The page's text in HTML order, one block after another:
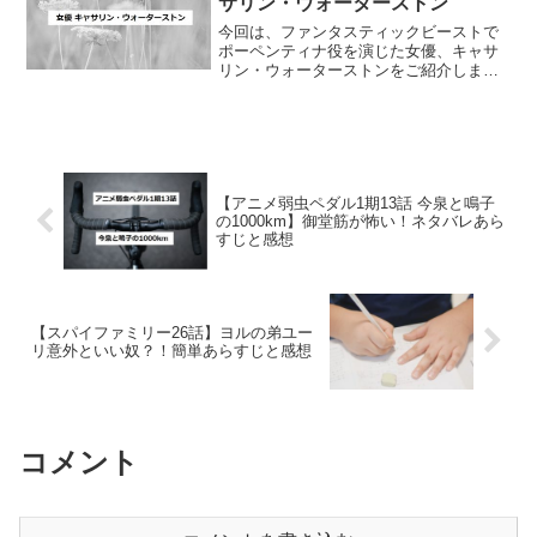
今回は、ファンタスティックビーストで
ポーペンティナ役を演じた女優、キャサ
リン・ウォーターストンをご紹介しま
【アニメ弱虫ペダル1期13話 今泉と鳴子
の1000km】御堂筋が怖い！ネタバレあら
すじと感想
【スパイファミリー26話】ヨルの弟ユー
リ意外といい奴？！簡単あらすじと感想
コメント